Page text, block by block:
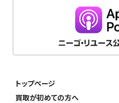
トップページ
買取が初めての方へ